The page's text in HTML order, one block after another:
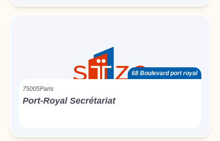
68 Boulevard port royal
75005Paris
Port-Royal Secrétariat